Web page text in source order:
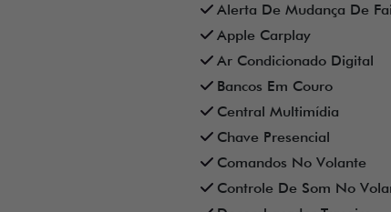
Alerta De Mudança De
Apple Carplay
Ar Condicionado Digital
Bancos Em Couro
Central Multimídia
Chave Presencial
Comandos No Volante
Controle De Som No